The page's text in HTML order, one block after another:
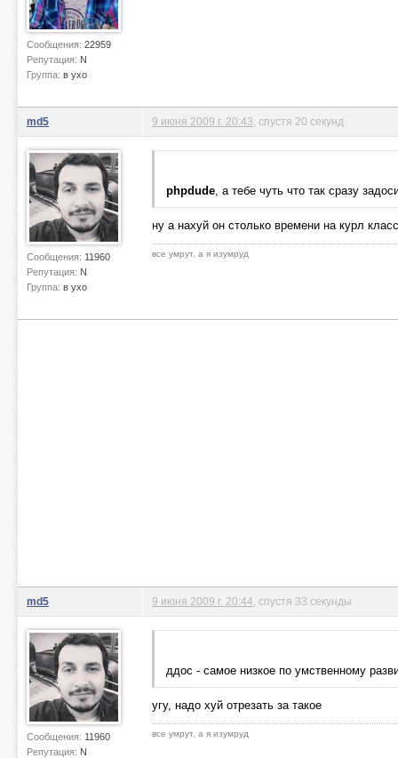
Сообщения: 22959
Репутация: N
Группа: в ухо
md5
Сообщения: 11960
Репутация: N
Группа: в ухо
9 июня 2009 г. 20:43 , спустя 20 секунд
phpdude, а тебе чуть что так сразу
ну а нахуй он столько времени на курл
все умрут, а я изумруд
md5
Сообщения: 11960
Репутация: N
9 июня 2009 г. 20:44 , спустя 33 секунды
ддос - самое низкое по умственному
угу, надо хуй отрезать за такое
все умрут, а я изумруд